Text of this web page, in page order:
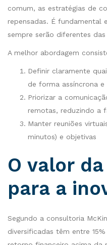
comum, as estratégias de
repensadas. É fundamental
sempre serão diferentes das
A melhor abordagem
Definir claramente
de forma assíncrona e
Priorizar a
remotas, reduzindo a
Manter reuniões
minutos) e objetivas
O valor
para a
Segundo a consultoria
diversificadas têm entre